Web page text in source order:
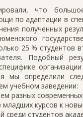
что
по адаптации в
полученных
25 % студентов
Подобный
мы определили
учебном заведении:
разных
курсов к
студентов